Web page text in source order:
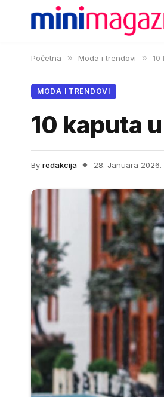
Početna » Moda i trendovi » 10
MODA I TRENDOVI
10 kaputa
By redakcija 28. Januara 2026.